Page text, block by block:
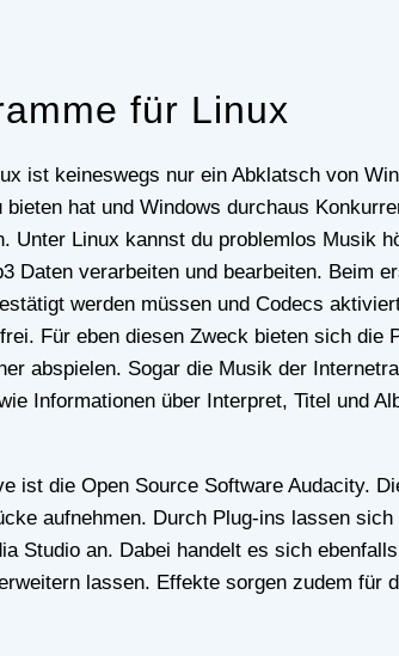
für Linux
bieten hat und Windows durchaus
Unter Linux kannst du problemlos Musik
Daten verarbeiten und bearbeiten. Beim
werden müssen und Codecs
Für eben diesen Zweck bieten sich
abspielen. Sogar die Musik der
Informationen über Interpret, Titel und
aufnehmen. Durch Plug-ins lassen
Studio an. Dabei handelt es sich
lassen. Effekte sorgen zudem für